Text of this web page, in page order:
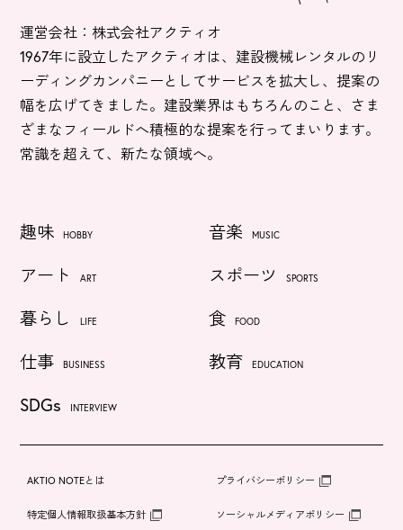
運営会社：株式会社アクティオ
1967年に設立したアクティオは、建設機械レンタルのリ
ーディングカンパニーとしてサービスを拡大し、提案の
幅を広げてきました。建設業界はもちろんのこと、さま
ざまなフィールドへ積極的な提案を行ってまいります。
常識を超えて、新たな領域へ。
趣味 HOBBY 音楽 MUSIC
アート ART スポーツ SPORTS
暮らし LIFE 食 FOOD
仕事 BUSINESS 教育 EDUCATION
SDGs INTERVIEW
AKTIO NOTEとは プライバシーポリシー
特定個人情報取扱基本方針 ソーシャルメディアポリシー